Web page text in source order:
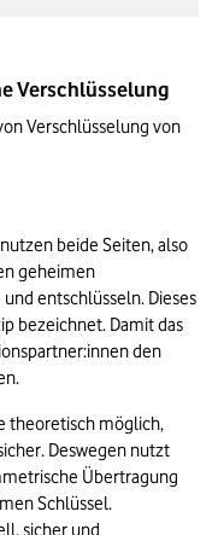
Verschlüsselung
Verschlüsselung von
beide Seiten, also
geheimen
entschlüsseln. Dieses
bezeichnet. Damit das
den
theoretisch möglich,
Deswegen nutzt
Übertragung
Schlüssel.
sicher und